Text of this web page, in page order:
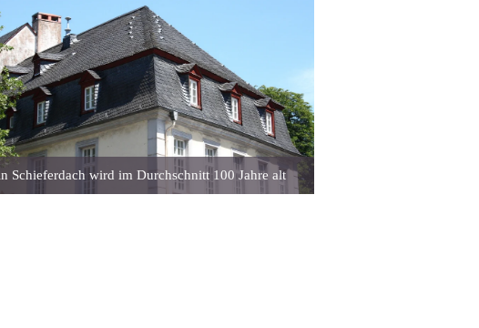
Schieferdach wird im Durchschnitt 100 Jahre alt